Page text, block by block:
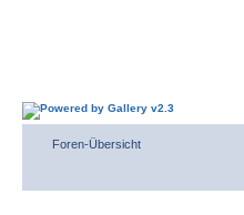
Foren-Übersicht